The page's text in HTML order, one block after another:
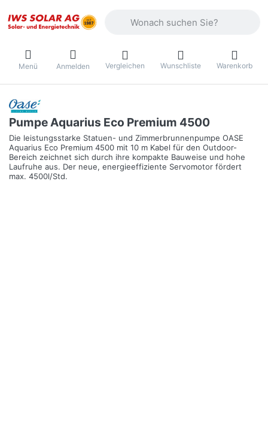
Menü Anmelden Vergleichen Wunschliste Warenkorb
Pumpe Aquarius Eco Premium 4500
Die leistungsstarke Statuen- und Zimmerbrunnenpumpe OASE
Aquarius Eco Premium 4500 mit 10 m Kabel für den Outdoor-
Bereich zeichnet sich durch ihre kompakte Bauweise und hohe
Laufruhe aus. Der neue, energieeffiziente Servomotor fördert
max. 4500l/Std.